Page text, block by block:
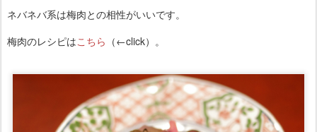
ネバネバ系は梅肉との相性がいいです。
梅肉のレシピはこちら （←click）。